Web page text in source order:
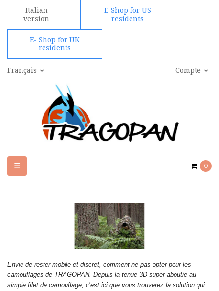
Italian
version
E-Shop for US
residents
E- Shop for UK
residents
Compte
Français
0
Basculer
☰
Envie de rester mobile et discret, comment ne pas opter pour les
camouflages de TRAGOPAN. Depuis la tenue 3D super aboutie au
simple filet de camouflage, c’est ici que vous trouverez la solution qui